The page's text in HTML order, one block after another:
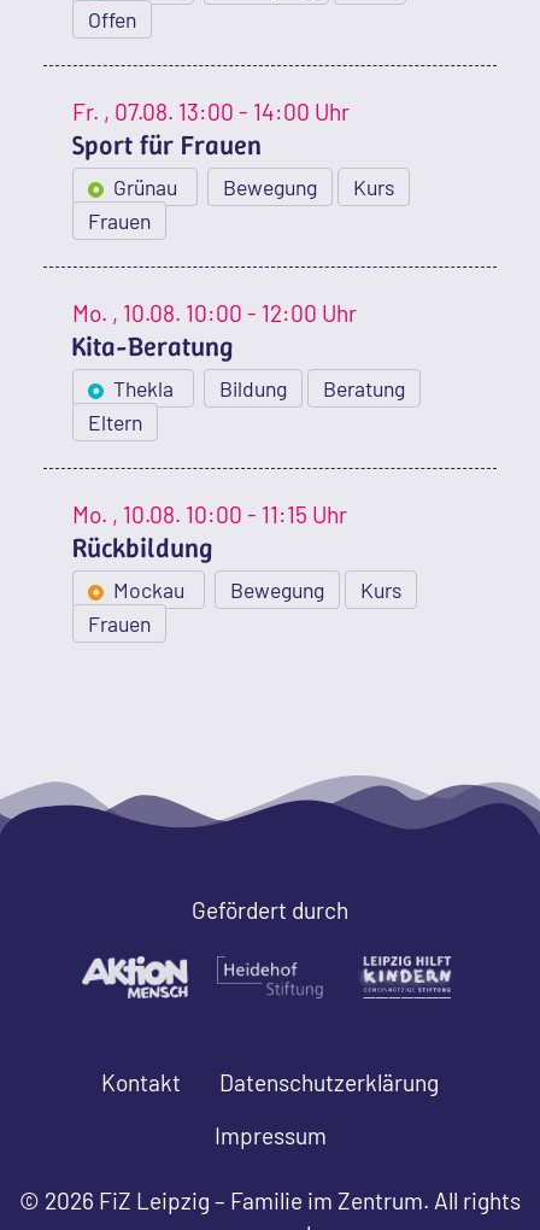
Offen
Fr. , 07.08. 13:00 - 14:00 Uhr
Sport für Frauen
Grünau Bewegung
Kurs
Frauen
Mo. , 10.08. 10:00 - 12:00 Uhr
Kita-Beratung
Thekla Bildung
Beratung
Eltern
Mo. , 10.08. 10:00 - 11:15 Uhr
Rückbildung
Mockau Bewegung
Kurs
Frauen
Gefördert durch
Kontakt
Datenschutzerklärung
Impressum
© 2026 FiZ Leipzig – Familie im Zentrum. All rights